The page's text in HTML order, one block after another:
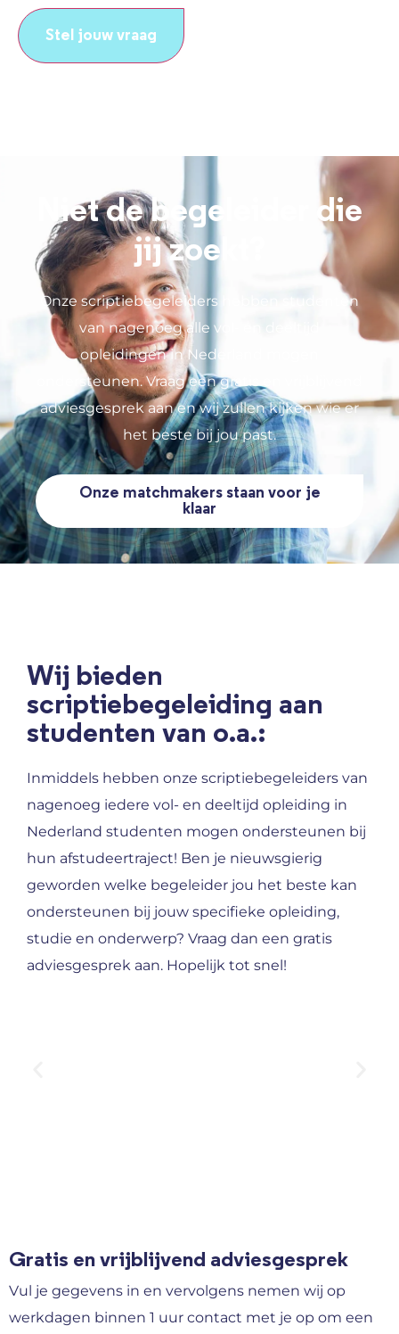
Niet de begeleider die
jij zoekt?
Onze scriptiebegeleiders hebben studenten
van nagenoeg alle vol- en deeltijd
opleidingen in Nederland mogen
ondersteunen. Vraag een gratis en vrijblijvend
adviesgesprek aan en wij zullen kijken wie er
het beste bij jou past.
Onze matchmakers staan voor je
klaar
Wij bieden
scriptiebegeleiding aan
studenten van o.a.:
Inmiddels hebben onze scriptiebegeleiders van
nagenoeg iedere vol- en deeltijd opleiding in
Nederland studenten mogen ondersteunen bij
hun afstudeertraject! Ben je nieuwsgierig
geworden welke begeleider jou het beste kan
ondersteunen bij jouw specifieke opleiding,
studie en onderwerp? Vraag dan een gratis
adviesgesprek aan. Hopelijk tot snel!
Gratis en vrijblijvend adviesgesprek
Vul je gegevens in en vervolgens nemen wij op
werkdagen binnen 1 uur contact met je op om een